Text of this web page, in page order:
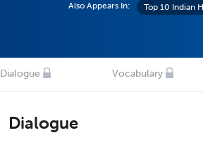
Also Appears In: Top 10 Indian
Dialogue Vocabulary
Dialogue